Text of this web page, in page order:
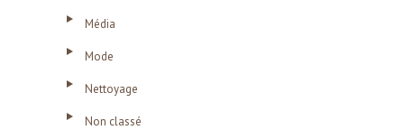
Média
Mode
Nettoyage
Non classé